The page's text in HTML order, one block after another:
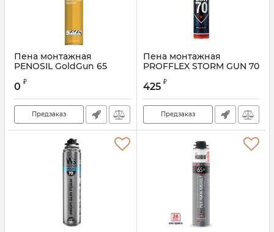
Пена монтажная
PENOSIL GoldGun 65
Артикул:
0 ₽
Предзаказ
Пена монтажная
PROFFLEX STORM GUN 70
425 ₽
Предзаказ